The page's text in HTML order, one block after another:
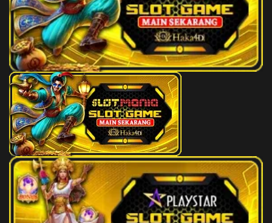
95
Ban Gembos 3D
729
96
Timang Anak 3D
274
97
Bangku 3D
404
98
Timah
99
Bantal
100
Tikus Makan
101
Batu Gugur 3D
807
102
Tidur 3D
494
103
Batu Nisan 3D
008